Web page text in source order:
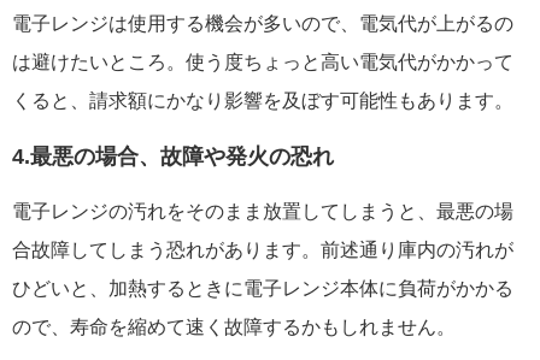
電子レンジは使用する機会が多いので、電気代が上がるの
は避けたいところ。使う度ちょっと高い電気代がかかって
くると、請求額にかなり影響を及ぼす可能性もあります。
4.最悪の場合、故障や発火の恐れ
電子レンジの汚れをそのまま放置してしまうと、最悪の場
合故障してしまう恐れがあります。前述通り庫内の汚れが
ひどいと、加熱するときに電子レンジ本体に負荷がかかる
ので、寿命を縮めて速く故障するかもしれません。